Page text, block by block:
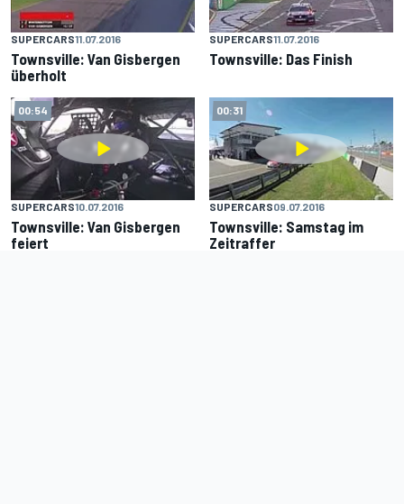
SUPERCARS11.07.2016
Townsville: Van Gisbergen
überholt
SUPERCARS11.07.2016
Townsville: Das Finish
00:54
SUPERCARS10.07.2016
Townsville: Van Gisbergen
feiert
00:31
SUPERCARS09.07.2016
Townsville: Samstag im
Zeitraffer